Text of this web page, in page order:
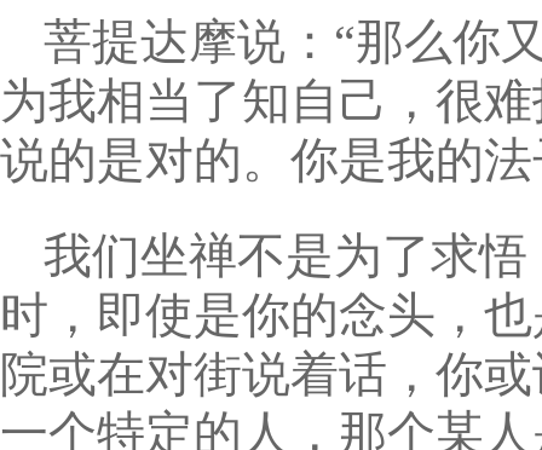
菩提达摩说：“那么你
为我相当了知自己，很
说的是对的。你是我的
我们坐禅不是为了求
时，即使是你的念头，
院或在对街说着话，你
一个特定的人，那个某